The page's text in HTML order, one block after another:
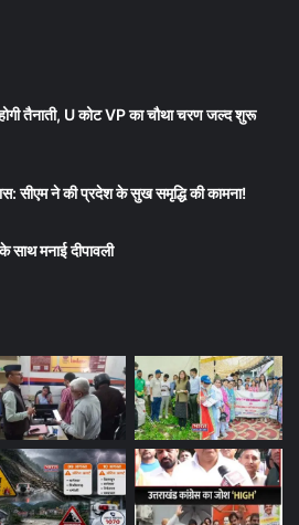
तैनाती, U कोट VP का चौथा चरण जल्द शुरू
सीएम ने की प्रदेश के सुख समृद्धि की कामना!
मनाई दीपावली